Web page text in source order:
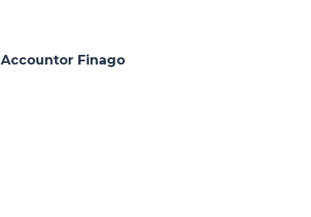
Accountor Finago